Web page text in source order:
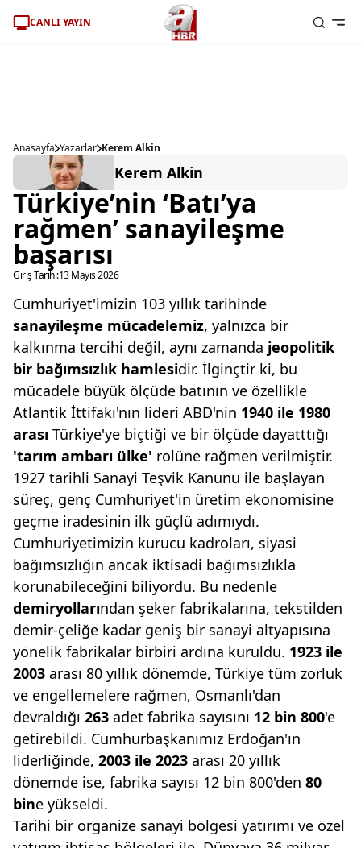
CANLI YAYIN
Anasayfa Yazarlar Kerem Alkin
Kerem Alkin
Türkiye’nin ‘Batı’ya
rağmen’ sanayileşme
başarısı
Giriş Tarihi:13 Mayıs 2026
Cumhuriyet'imizin 103 yıllık tarihinde
sanayileşme mücadelemiz, yalnızca bir
kalkınma tercihi değil, aynı zamanda jeopolitik
bir bağımsızlık hamlesidir. İlginçtir ki, bu
mücadele büyük ölçüde batının ve özellikle
Atlantik İttifakı'nın lideri ABD'nin 1940 ile 1980
arası Türkiye'ye biçtiği ve bir ölçüde dayatttığı
'tarım ambarı ülke' rolüne rağmen verilmiştir.
1927 tarihli Sanayi Teşvik Kanunu ile başlayan
süreç, genç Cumhuriyet'in üretim ekonomisine
geçme iradesinin ilk güçlü adımıydı.
Cumhuriyetimizin kurucu kadroları, siyasi
bağımsızlığın ancak iktisadi bağımsızlıkla
korunabileceğini biliyordu. Bu nedenle
demiryollarından şeker fabrikalarına, tekstilden
demir-çeliğe kadar geniş bir sanayi altyapısına
yönelik fabrikalar birbiri ardına kuruldu. 1923 ile
2003 arası 80 yıllık dönemde, Türkiye tüm zorluk
ve engellemelere rağmen, Osmanlı'dan
devraldığı 263 adet fabrika sayısını 12 bin 800'e
getirebildi. Cumhurbaşkanımız Erdoğan'ın
liderliğinde, 2003 ile 2023 arası 20 yıllık
dönemde ise, fabrika sayısı 12 bin 800'den 80
bine yükseldi.
Tarihi bir organize sanayi bölgesi yatırımı ve özel